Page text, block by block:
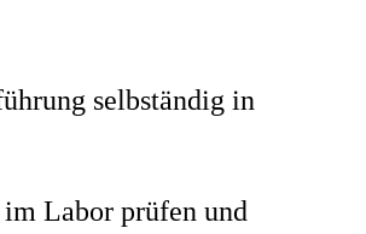
selbständig in
Labor prüfen und